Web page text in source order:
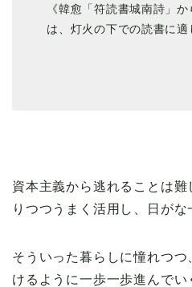
《韓愈「符読書城南詩」
は、灯火の下での読書に適
資本主義から逃れることは難
りつつうまく活用し、日がな
そういった暮らしに憧れつ
けるように一歩一歩進んでい